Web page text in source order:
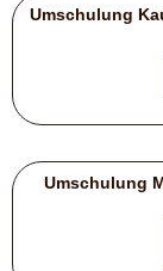
Umschulung
Umschulung